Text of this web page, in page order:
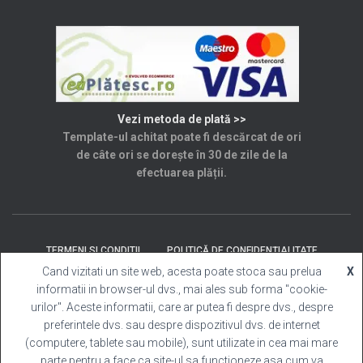
Vezi metoda de plată >>
Template-ul achitat poate fi descărcat de ori
de câte ori se dorește în 30 de zile de la
efectuarea plății.
TERMENI SI CONDITII POLITICĂ DE CONFIDENȚIALITATE
SOLUȚIONAREA LITIGIILOR ANPC CONTACT
Template Cabina Foto
drepturile rezervate.
Cand vizitati un site web, acesta poate stoca sau prelua
informatii in browser-ul dvs., mai ales sub forma "cookie-
urilor". Aceste informatii, care ar putea fi despre dvs., despre
preferintele dvs. sau despre dispozitivul dvs. de internet
(computere, tablete sau mobile), sunt utilizate in cea mai mare
X